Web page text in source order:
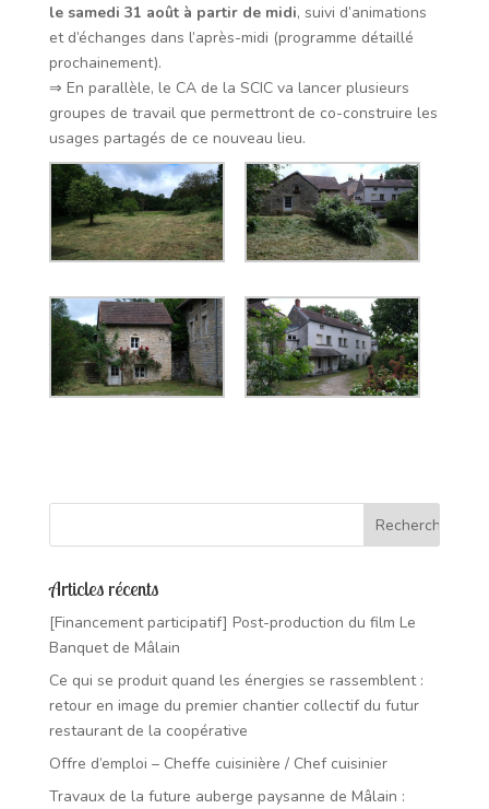
le samedi 31 août à partir de midi, suivi d’animations
et d’échanges dans l’après-midi (programme détaillé
prochainement).
⇒ En parallèle, le CA de la SCIC va lancer plusieurs
groupes de travail que permettront de co-construire les
usages partagés de ce nouveau lieu.
Articles récents
[Financement participatif] Post-production du film Le
Banquet de Mâlain
Ce qui se produit quand les énergies se rassemblent :
retour en image du premier chantier collectif du futur
restaurant de la coopérative
Offre d’emploi – Cheffe cuisinière / Chef cuisinier
Travaux de la future auberge paysanne de Mâlain :